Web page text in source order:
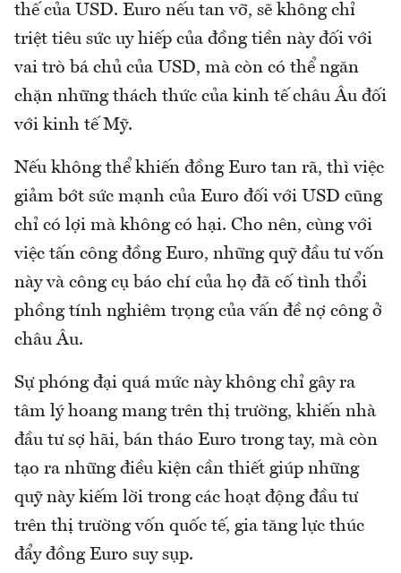
thế của USD. Euro nếu tan vỡ, sẽ không chỉ
triệt tiêu sức uy hiếp của đồng tiền này đối với
vai trò bá chủ của USD, mà còn có thể ngăn
chặn những thách thức của kinh tế châu Âu đối
với kinh tế Mỹ.
Nếu không thể khiến đồng Euro tan rã, thì việc
giảm bớt sức mạnh của Euro đối với USD cũng
chỉ có lợi mà không có hại. Cho nên, cùng với
việc tấn công đồng Euro, những quỹ đầu tư vốn
này và công cụ báo chí của họ đã cố tình thổi
phồng tính nghiêm trọng của vấn đề nợ công ở
châu Âu.
Sự phóng đại quá mức này không chỉ gây ra
tâm lý hoang mang trên thị trường, khiến nhà
đầu tư sợ hãi, bán tháo Euro trong tay, mà còn
tạo ra những điều kiện cần thiết giúp những
quỹ này kiếm lời trong các hoạt động đầu tư
trên thị trường vốn quốc tế, gia tăng lực thúc
đẩy đồng Euro suy sụp.